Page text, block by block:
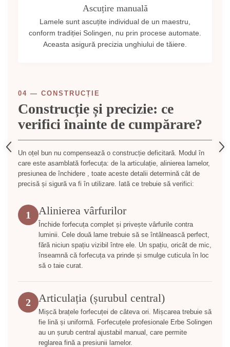
Ascuțire manuală
Lamele sunt ascuțite individual de un maestru,
conform tradiției Solingen, nu prin procese automate.
Aceasta asigură precizia unghiului de tăiere.
04 — CONSTRUCȚIE
Construcție și precizie: ce
verifici înainte de cumpărare?
Un oțel bun nu compensează o construcție deficitară. Modul în
care este asamblată forfecuța: de la articulație, alinierea lamelor,
presiunea de închidere , toate aceste detalii determină cât de
precisă și sigură va fi în utilizare. Iată ce trebuie să verifici:
1 Alinierea vârfurilor
Închide forfecuța complet și privește vârfurile contra
luminii. Cele două lame trebuie să se întâlnească perfect,
fără niciun spațiu vizibil între ele. Un spațiu, oricât de mic,
înseamnă că forfecuța va prinde și smulge cuticula în loc
să o taie curat.
2 Articulația (șurubul central)
Mișcă brațele forfecuței de câteva ori. Mișcarea trebuie să
fie lină și uniformă. Forfecuțele profesionale Erbe Solingen
au un șurub central ajustabil manual, care permite
reglarea fină a presiunii lamelor.